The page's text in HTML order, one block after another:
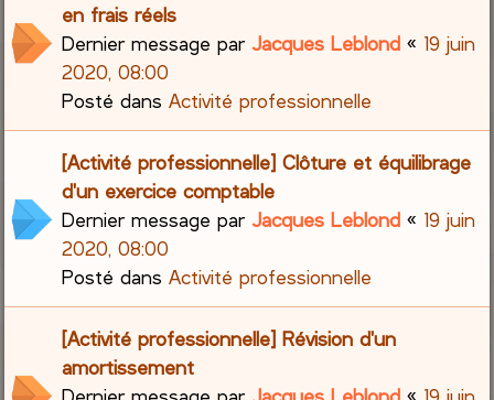
en frais réels
Dernier message parJacques Leblond « 19 juin
2020, 08:00
Posté dansActivité professionnelle
[Activité professionnelle] Clôture et équilibrage
d'un exercice comptable
Dernier message parJacques Leblond « 19 juin
2020, 08:00
Posté dansActivité professionnelle
[Activité professionnelle] Révision d'un
amortissement